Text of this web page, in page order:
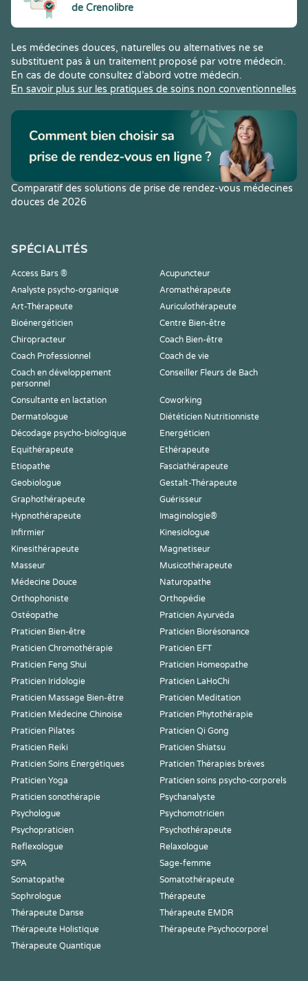
de Crenolibre
Les médecines douces, naturelles ou alternatives ne se
substituent pas à un traitement proposé par votre médecin.
En cas de doute consultez d’abord votre médecin.
En savoir plus sur les pratiques de soins non conventionnelles
Comparatif des solutions de prise de rendez-vous médecines
douces de 2026
SPÉCIALITÉS
Access Bars ®
Acupuncteur
Analyste psycho-organique
Aromathérapeute
Art-Thérapeute
Auriculothérapeute
Bioénergéticien
Centre Bien-être
Chiropracteur
Coach Bien-être
Coach Professionnel
Coach de vie
Coach en développement
personnel
Conseiller Fleurs de Bach
Consultante en lactation
Coworking
Dermatologue
Diététicien Nutritionniste
Décodage psycho-biologique
Energéticien
Equithérapeute
Ethérapeute
Etiopathe
Fasciathérapeute
Geobiologue
Gestalt-Thérapeute
Graphothérapeute
Guérisseur
Hypnothérapeute
Imaginologie®
Infirmier
Kinesiologue
Kinesithérapeute
Magnetiseur
Masseur
Musicothérapeute
Médecine Douce
Naturopathe
Orthophoniste
Orthopédie
Ostéopathe
Praticien Ayurvéda
Praticien Bien-être
Praticien Biorésonance
Praticien Chromothérapie
Praticien EFT
Praticien Feng Shui
Praticien Homeopathe
Praticien Iridologie
Praticien LaHoChi
Praticien Massage Bien-être
Praticien Meditation
Praticien Médecine Chinoise
Praticien Phytothérapie
Praticien Pilates
Praticien Qi Gong
Praticien Reiki
Praticien Shiatsu
Praticien Soins Energétiques
Praticien Thérapies brèves
Praticien Yoga
Praticien soins psycho-corporels
Praticien sonothérapie
Psychanalyste
Psychologue
Psychomotricien
Psychopraticien
Psychothérapeute
Reflexologue
Relaxologue
SPA
Sage-femme
Somatopathe
Somatothérapeute
Sophrologue
Thérapeute
Thérapeute Danse
Thérapeute EMDR
Thérapeute Holistique
Thérapeute Psychocorporel
Thérapeute Quantique